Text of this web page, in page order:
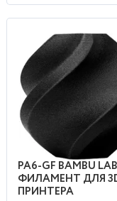
PA6-GF BAMBU LAB
ФИЛАМЕНТ ДЛЯ
ПРИНТЕРА